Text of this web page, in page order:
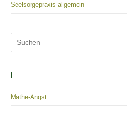
Seelsorgepraxis allgemein
Mathe-Angst